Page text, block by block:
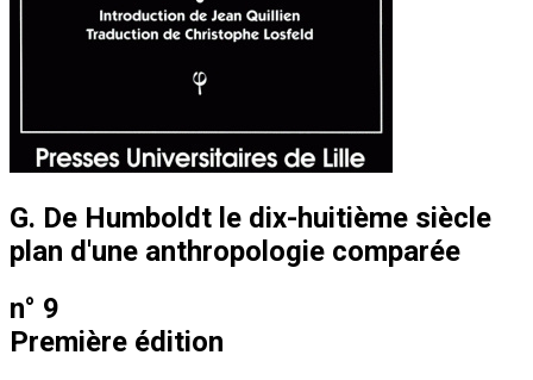
G. De Humboldt le dix-huitième siècle
plan d'une anthropologie comparée
n° 9
Première édition